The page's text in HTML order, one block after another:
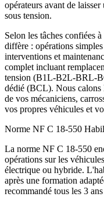
opérateurs avant de
sous tension.
Selon les tâches confiées
diffère : opérations
interventions et
complet incluant
tension (B1L-B2L-BRL-
dédié (BCL). Nous calons
de vos mécaniciens,
vos propres véhicules et
Norme NF C 18-550
La norme NF C 18-550
opérations sur les
électrique ou hybride.
après une formation
recommandé tous les 3